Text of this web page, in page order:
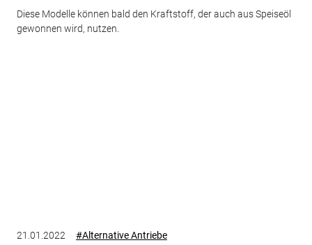
Diese Modelle können bald den Kraftstoff, der auch aus Speiseöl
gewonnen wird, nutzen.
21.01.2022 #Alternative Antriebe